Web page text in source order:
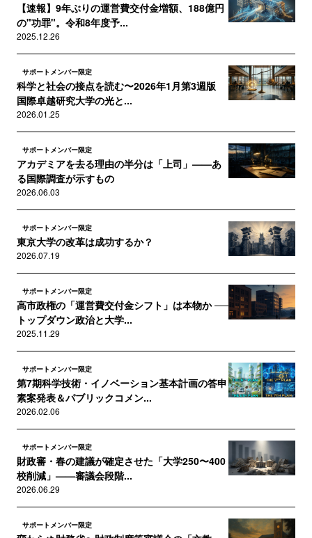
【速報】9年ぶりの運営費交付金増額、188億円
の"功罪"。令和8年度予...
2025.12.26
サポートメンバー限定
科学と社会の接点を読む〜2026年1月第3週版
国際卓越研究大学の光と...
2026.01.25
サポートメンバー限定
アカデミアを去る理由の半分は「上司」——あ
る国際調査が示すもの
2026.06.03
サポートメンバー限定
東京大学の改革は成功するか？
2026.07.19
サポートメンバー限定
高市政権の「運営費交付金シフト」は本物か ──
トップダウン政治と大学...
2025.11.29
サポートメンバー限定
第7期科学技術・イノベーション基本計画の答申
素案発表＆パブリックコメン...
2026.02.06
サポートメンバー限定
財政審・春の建議が確定させた「大学250〜400
校削減」——審議会段階...
2026.06.29
サポートメンバー限定